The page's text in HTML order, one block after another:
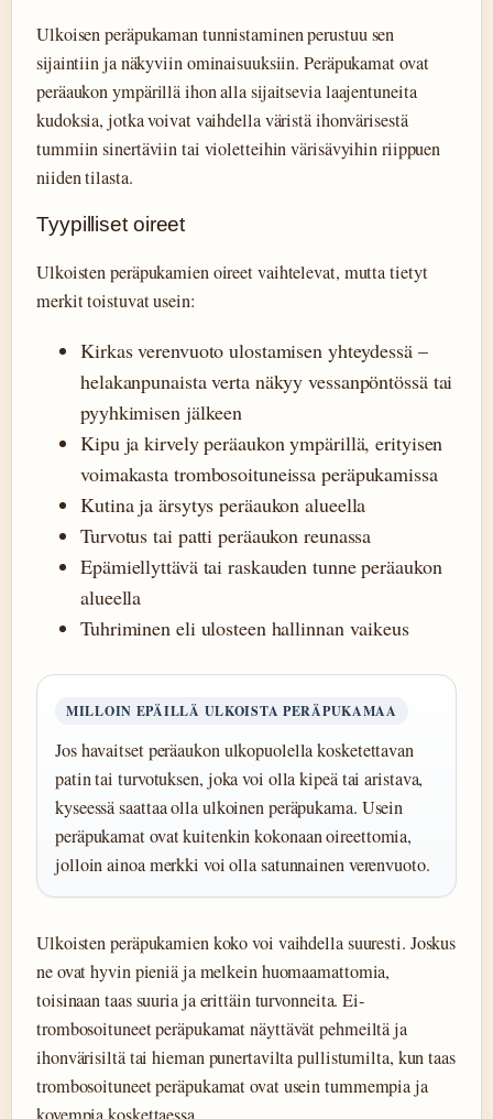
Ulkoisen peräpukaman tunnistaminen perustuu sen
sijaintiin ja näkyviin ominaisuuksiin. Peräpukamat ovat
peräaukon ympärillä ihon alla sijaitsevia laajentuneita
kudoksia, jotka voivat vaihdella väristä ihonvärisestä
tummiin sinertäviin tai violetteihin värisävyihin riippuen
niiden tilasta.
Tyypilliset oireet
Ulkoisten peräpukamien oireet vaihtelevat, mutta tietyt
merkit toistuvat usein:
Kirkas verenvuoto ulostamisen yhteydessä –
helakanpunaista verta näkyy vessanpöntössä tai
pyyhkimisen jälkeen
Kipu ja kirvely peräaukon ympärillä, erityisen
voimakasta trombosoituneissa peräpukamissa
Kutina ja ärsytys peräaukon alueella
Turvotus tai patti peräaukon reunassa
Epämiellyttävä tai raskauden tunne peräaukon
alueella
Tuhriminen eli ulosteen hallinnan vaikeus
MILLOIN EPÄILLÄ ULKOISTA PERÄPUKAMAA
Jos havaitset peräaukon ulkopuolella kosketettavan
patin tai turvotuksen, joka voi olla kipeä tai aristava,
kyseessä saattaa olla ulkoinen peräpukama. Usein
peräpukamat ovat kuitenkin kokonaan oireettomia,
jolloin ainoa merkki voi olla satunnainen verenvuoto.
Ulkoisten peräpukamien koko voi vaihdella suuresti. Joskus
ne ovat hyvin pieniä ja melkein huomaamattomia,
toisinaan taas suuria ja erittäin turvonneita. Ei-
trombosoituneet peräpukamat näyttävät pehmeiltä ja
ihonvärisiltä tai hieman punertavilta pullistumilta, kun taas
trombosoituneet peräpukamat ovat usein tummempia ja